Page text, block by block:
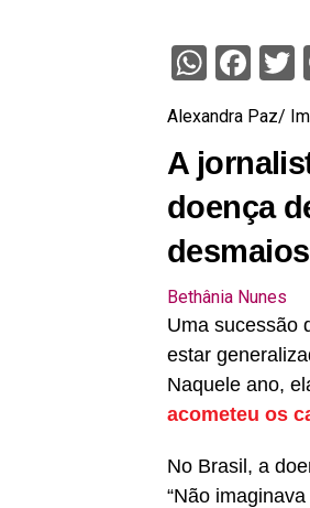
Alexandra Paz/
A
doença
Bethânia Nunes
Uma sucessão
estar
Naquele ano,
acometeu os
No Brasil, a
“Não